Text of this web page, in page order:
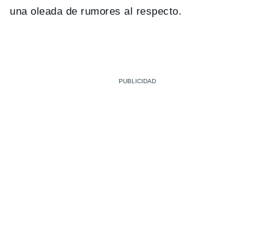
una oleada de rumores al respecto.